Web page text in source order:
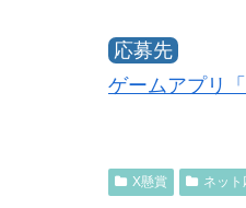
応募先
ゲームアプリ
X懸賞 ネッ